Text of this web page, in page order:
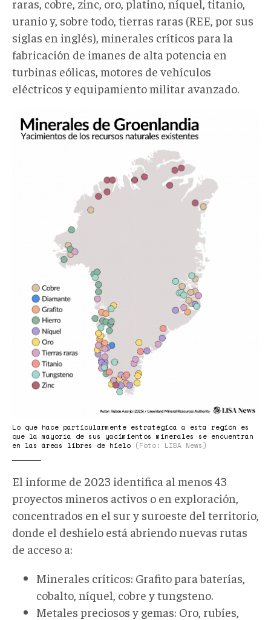
raras, cobre, zinc, oro, platino, níquel, titanio,
uranio y, sobre todo, tierras raras (REE, por sus
siglas en inglés), minerales críticos para la
fabricación de imanes de alta potencia en
turbinas eólicas, motores de vehículos
eléctricos y equipamiento militar avanzado.
Minerales-
Groenlandia-
Lo que hace particularmente estratégica a esta región es
que la mayoría de sus yacimientos minerales se encuentran
en las áreas libres de hielo (Foto: LISA News)
El informe de 2023 identifica al menos 43
proyectos mineros activos o en exploración,
concentrados en el sur y suroeste del territorio,
donde el deshielo está abriendo nuevas rutas
de acceso a:
Minerales críticos: Grafito para baterías,
cobalto, níquel, cobre y tungsteno.
Metales preciosos y gemas: Oro, rubíes,